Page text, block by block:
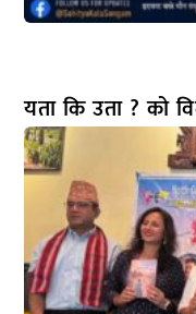
यता कि उता ? को